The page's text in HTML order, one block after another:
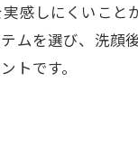
感しにくいこと
ムを選び、洗顔
トです。